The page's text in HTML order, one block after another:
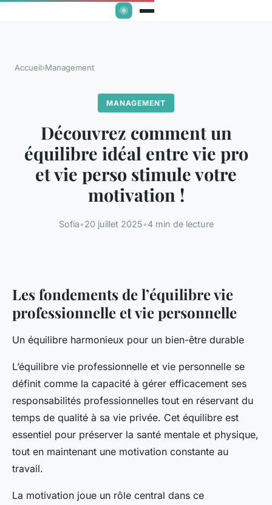
Accueil›Management
MANAGEMENT
Découvrez comment un
équilibre idéal entre vie pro
et vie perso stimule votre
motivation !
Sofia•20 juillet 2025•4 min de lecture
Les fondements de l’équilibre vie
professionnelle et vie personnelle
Un équilibre harmonieux pour un bien-être durable
L’équilibre vie professionnelle et vie personnelle se
définit comme la capacité à gérer efficacement ses
responsabilités professionnelles tout en réservant du
temps de qualité à sa vie privée. Cet équilibre est
essentiel pour préserver la santé mentale et physique,
tout en maintenant une motivation constante au
travail.
La motivation joue un rôle central dans ce